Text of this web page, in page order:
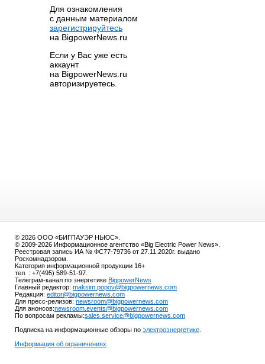
Для ознакомления
с данным материалом
зарегистрируйтесь
на BigpowerNews.ru
Если у Вас уже есть
аккаунт
на BigpowerNews.ru
авторизируетесь.
© 2026 ООО «БИГПАУЭР НЬЮС».
© 2009-2026 Информационное агентство «Big Electric Power News».
Реестровая запись ИА № ФС77-79736 от 27.11.2020г. выдано
Роскомнадзором.
Категория информационной продукции 16+
тел. : +7(495) 589-51-97.
Телеграм-канал по энергетике BigpowerNews
Главный редактор: maksim.popov@bigpowernews.com
Редакция: editor@bigpowernews.com
Для пресс-релизов: newsroom@bigpowernews.com
Для анонсов:newsroom.events@bigpowernews.com
По вопросам рекламы:sales.service@bigpowernews.com
Подписка на информационные обзоры по электроэнергетике
Информация об ограничениях